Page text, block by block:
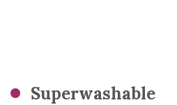
Superwashable